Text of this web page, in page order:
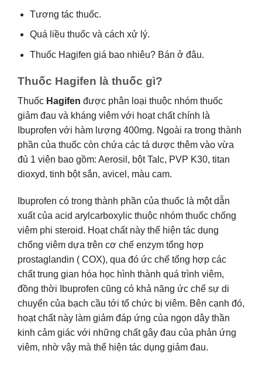
Tương tác thuốc.
Quá liều thuốc và cách xử lý.
Thuốc Hagifen giá bao nhiêu? Bán ở đâu.
Thuốc Hagifen là thuốc gì?
Thuốc Hagifen được phân loại thuộc nhóm thuốc
giảm đau và kháng viêm với hoạt chất chính là
Ibuprofen với hàm lượng 400mg. Ngoài ra trong thành
phần của thuốc còn chứa các tá dược thêm vào vừa
đủ 1 viên bao gồm: Aerosil, bột Talc, PVP K30, titan
dioxyd, tinh bột sắn, avicel, màu cam.
Ibuprofen có trong thành phần của thuốc là một dẫn
xuất của acid arylcarboxylic thuộc nhóm thuốc chống
viêm phi steroid. Hoạt chất này thể hiện tác dụng
chống viêm dựa trên cơ chế enzym tổng hợp
prostaglandin ( COX), qua đó ức chế tổng hợp các
chất trung gian hóa học hình thành quá trình viêm,
đồng thời Ibuprofen cũng có khả năng ức chế sự di
chuyển của bạch cầu tới tổ chức bị viêm. Bên cạnh đó,
hoạt chất này làm giảm đáp ứng của ngọn dây thần
kinh cảm giác với những chất gây đau của phản ứng
viêm, nhờ vậy mà thể hiện tác dụng giảm đau.